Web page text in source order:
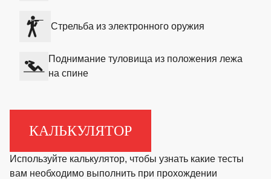
Стрельба из электронного оружия
Поднимание туловища из положения лежа
на спине
КАЛЬКУЛЯТОР
Используйте калькулятор, чтобы узнать какие тесты
вам необходимо выполнить при прохождении